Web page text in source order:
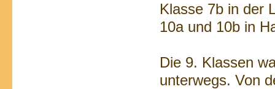
Klasse 7b in der
10a und 10b in
Die 9. Klassen
unterwegs. Von